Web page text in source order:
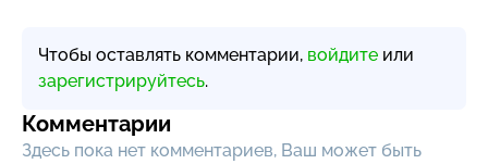
Чтобы оставлять комментарии, войдите или
зарегистрируйтесь.
Комментарии
Здесь пока нет комментариев, Ваш может быть